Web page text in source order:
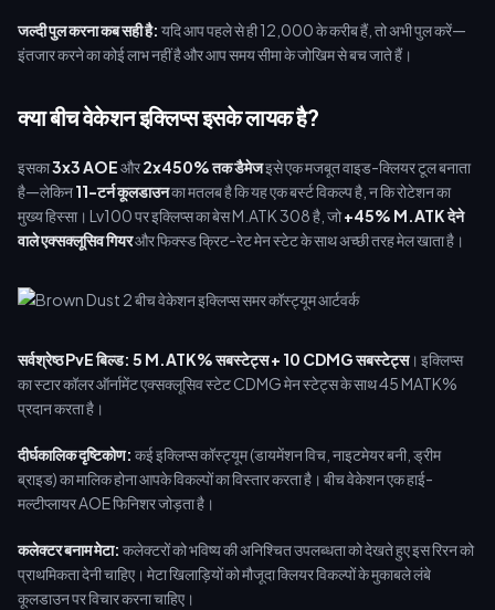
जल्दी पुल करना कब सही है: यदि आप पहले से ही 12,000 के करीब हैं, तो अभी पुल करें—
इंतजार करने का कोई लाभ नहीं है और आप समय सीमा के जोखिम से बच जाते हैं।
क्या बीच वेकेशन इक्लिप्स इसके लायक है?
इसका3x3 AOEऔर2x450% तक डैमेजइसे एक मजबूत वाइड-क्लियर टूल बनाता
है—लेकिन11-टर्न कूलडाउनका मतलब है कि यह एक बर्स्ट विकल्प है, न कि रोटेशन का
मुख्य हिस्सा। Lv100 पर इक्लिप्स का बेस M.ATK 308 है, जो+45% M.ATK देने
वाले एक्सक्लूसिव गियरऔर फिक्स्ड क्रिट-रेट मेन स्टेट के साथ अच्छी तरह मेल खाता है।
सर्वश्रेष्ठ PvE बिल्ड: 5 M.ATK% सबस्टेट्स + 10 CDMG सबस्टेट्स। इक्लिप्स
का स्टार कॉलर ऑर्नामेंट एक्सक्लूसिव स्टेट CDMG मेन स्टेट्स के साथ 45 MATK%
प्रदान करता है।
दीर्घकालिक दृष्टिकोण: कई इक्लिप्स कॉस्ट्यूम (डायमेंशन विच, नाइटमेयर बनी, ड्रीम
ब्राइड) का मालिक होना आपके विकल्पों का विस्तार करता है। बीच वेकेशन एक हाई-
मल्टीप्लायर AOE फिनिशर जोड़ता है।
कलेक्टर बनाम मेटा: कलेक्टरों को भविष्य की अनिश्चित उपलब्धता को देखते हुए इस रिरन को
प्राथमिकता देनी चाहिए। मेटा खिलाड़ियों को मौजूदा क्लियर विकल्पों के मुकाबले लंबे
कूलडाउन पर विचार करना चाहिए।